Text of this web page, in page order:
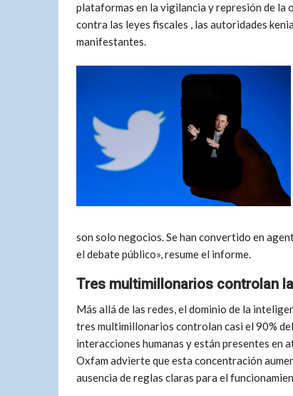
plataformas en la vigilancia y represión de la
contra las leyes fiscales , las autoridades
manifestantes.
son solo negocios. Se han convertido en
el debate público», resume el informe.
Tres multimillonarios controlan
Más allá de las redes, el dominio de la
tres multimillonarios controlan casi el 90%
interacciones humanas y están presentes en
Oxfam advierte que esta concentración
ausencia de reglas claras para el